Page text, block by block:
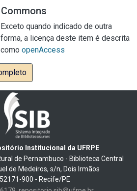
Exceto quando indicado de outra
forma, a licença deste item é descrita
como openAccess
Institucional da UFRPE
de Pernambuco - Biblioteca Central
de Medeiros, s/n, Dois Irmãos
900 - Recife/PE